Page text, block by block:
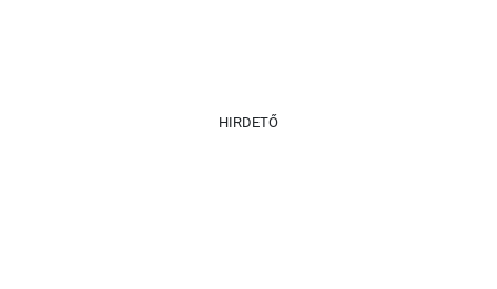
HIRDETŐ